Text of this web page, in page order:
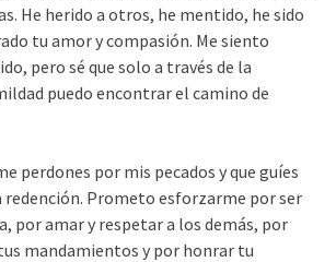
He herido a otros, he mentido, he sido
tu amor y compasión. Me siento
pero sé que solo a través de la
puedo encontrar el camino de
perdones por mis pecados y que guíes
redención. Prometo esforzarme por ser
por amar y respetar a los demás, por
mandamientos y por honrar tu